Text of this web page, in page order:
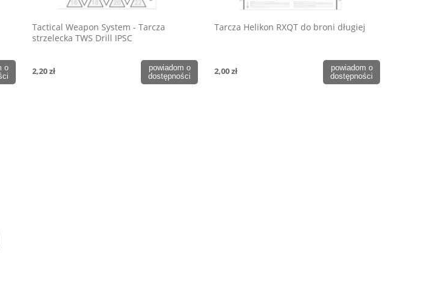
o
Tactical Weapon System - Tarcza
strzelecka TWS Drill IPSC
2,20 zł
powiadom o
dostępności
Tarcza Helikon RXQT do broni długiej
2,00 zł
powiadom o
dostępności